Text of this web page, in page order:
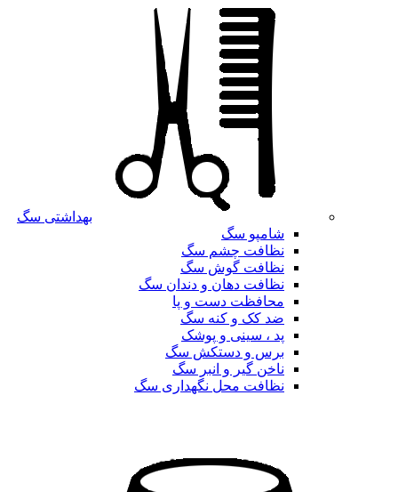
بهداشتی سگ
شامپو سگ
نظافت چشم سگ
نظافت گوش سگ
نظافت دهان و دندان سگ
محافظت دست و پا
ضد کک و کنه سگ
پد ، سینی و پوشک
برس و دستکش سگ
ناخن گیر و انبر سگ
نظافت محل نگهداری سگ